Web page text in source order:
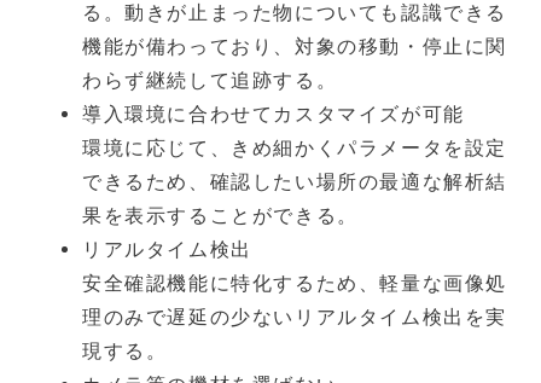
る。動きが止まった物についても認識できる
機能が備わっており、対象の移動・停止に関
わらず継続して追跡する。
導入環境に合わせてカスタマイズが可能
環境に応じて、きめ細かくパラメータを設定
できるため、確認したい場所の最適な解析結
果を表示することができる。
リアルタイム検出
安全確認機能に特化するため、軽量な画像処
理のみで遅延の少ないリアルタイム検出を実
現する。